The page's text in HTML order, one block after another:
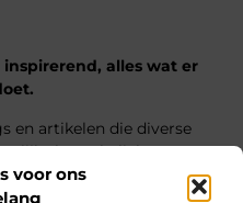
voor ons
alles wat er
en artikelen die diverse
leven belichten.